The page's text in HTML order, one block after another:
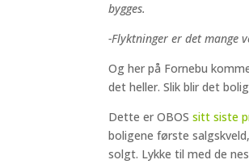
bygges.
-Flyktninger er det mange
Og her på Fornebu
det heller. Slik blir det
Dette er OBOSsitt siste
boligene første
solgt. Lykke til med de